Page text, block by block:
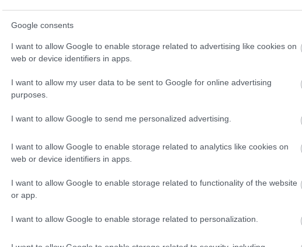
Google consents
I want to allow Google to enable storage related to advertising like cookies on
web or device identifiers in apps.
I want to allow my user data to be sent to Google for online advertising
purposes.
I want to allow Google to send me personalized advertising.
I want to allow Google to enable storage related to analytics like cookies on
web or device identifiers in apps.
I want to allow Google to enable storage related to functionality of the website
or app.
I want to allow Google to enable storage related to personalization.